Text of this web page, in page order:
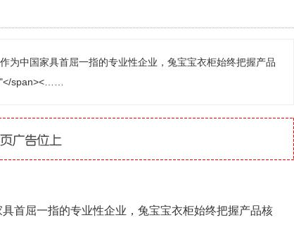
为中国家具首屈一指的专业性企业，兔宝宝衣柜始终把握产品
span><……
首屈一指的专业性企业，兔宝宝衣柜始终把握产品核